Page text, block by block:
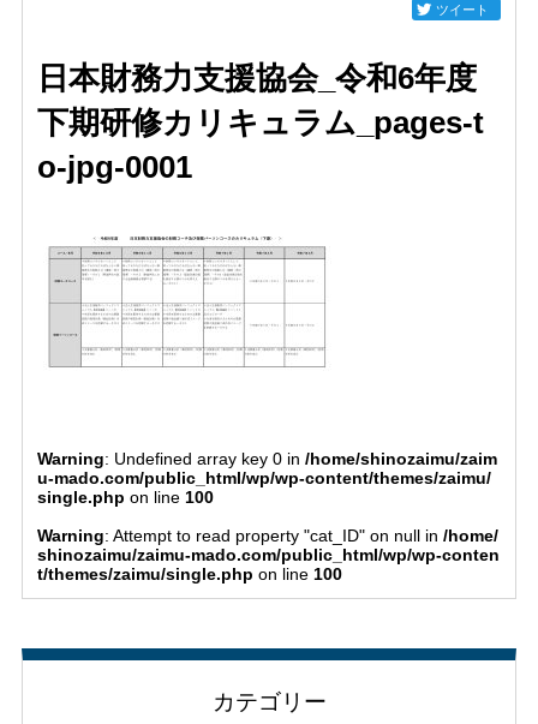
ツイート
日本財務力支援協会_令和6年度
下期研修カリキュラム_pages-t
o-jpg-0001
Warning: Undefined array key 0 in/home/shinozaimu/zaim
u-mado.com/public_html/wp/wp-content/themes/zaimu/
single.php on line 100
Warning: Attempt to read property "cat_ID" on null in/home/
shinozaimu/zaimu-mado.com/public_html/wp/wp-conten
t/themes/zaimu/single.php on line 100
カテゴリー